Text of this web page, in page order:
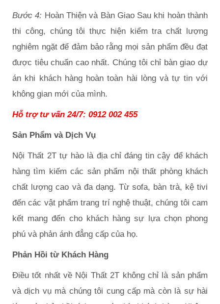
Bước 4: Hoàn Thiện và Bàn Giao Sau khi hoàn thành
thi công, chúng tôi thực hiện kiểm tra chất lượng
nghiêm ngặt để đảm bảo rằng mọi sản phẩm đều đạt
được tiêu chuẩn cao nhất. Chúng tôi chỉ bàn giao dự
án khi khách hàng hoàn toàn hài lòng và tự tin với
không gian mới của mình.
Hỗ trợ tư vấn 24/7: 0912 002 455
Sản Phẩm và Dịch Vụ
Nội Thất 2T tự hào là địa chỉ đáng tin cậy để khách
hàng tìm kiếm các sản phẩm nội thất phòng khách
chất lượng cao và đa dạng. Từ sofa, bàn trà, kệ tivi
đến các vật phẩm trang trí nghệ thuật, chúng tôi cam
kết mang đến cho khách hàng sự lựa chọn phong
phú và phản ánh đẳng cấp của họ.
Phản Hồi từ Khách Hàng
Điều tốt nhất về Nội Thất 2T không chỉ là sản phẩm
và dịch vụ mà chúng tôi cung cấp mà còn là sự hài